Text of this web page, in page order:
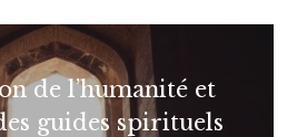
de l’humanité et
guides spirituels